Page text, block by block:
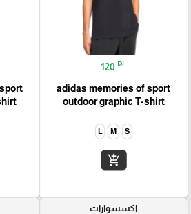
120 ₪
adidas memories of sport
outdoor graphic T-shirt
S
M
L
add_shopping_cart
اكسسوارات